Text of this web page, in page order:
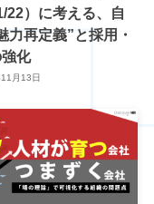
22）に考える、自
力再定義”と採用・
化
月13日